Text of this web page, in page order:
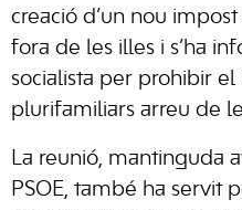
creació d’un nou
fora de les illes i s’ha
socialista per prohibir
plurifamiliars arreu de
La reunió, mantinguda
PSOE, també ha servit